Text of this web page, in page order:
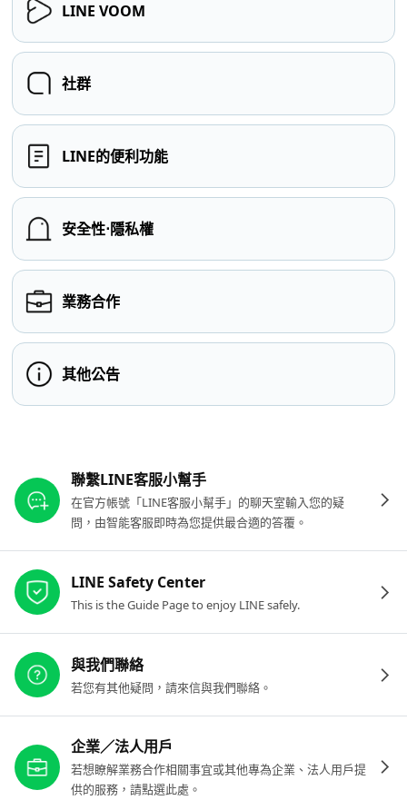
LINE VOOM
社群
LINE的便利功能
安全性⋅隱私權
業務合作
其他公告
聯繫LINE客服小幫手
在官方帳號「LINE客服小幫手」的聊天室輸入您的疑
問，由智能客服即時為您提供最合適的答覆。
LINE Safety Center
This is the Guide Page to enjoy LINE safely.
與我們聯絡
若您有其他疑問，請來信與我們聯絡。
企業／法人用戶
若想瞭解業務合作相關事宜或其他專為企業、法人用戶提
供的服務，請點選此處。